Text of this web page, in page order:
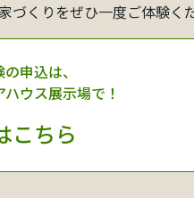
くりをぜひ一度ご体験く
申込は、
ウス展示場で！
こちら